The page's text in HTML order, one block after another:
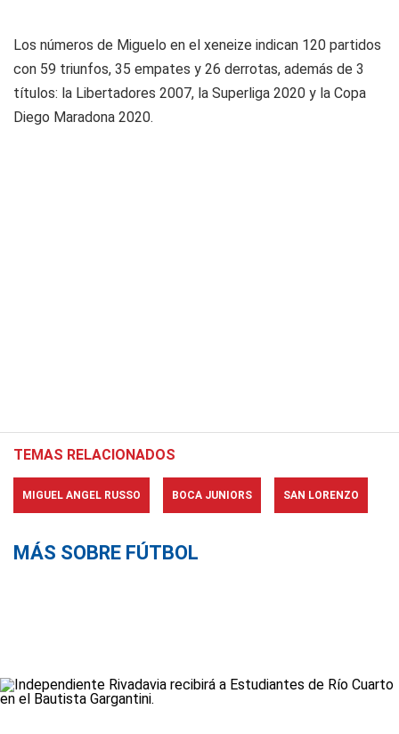
Los números de Miguelo en el xeneize indican 120 partidos
con 59 triunfos, 35 empates y 26 derrotas, además de 3
títulos: la Libertadores 2007, la Superliga 2020 y la Copa
Diego Maradona 2020.
TEMAS RELACIONADOS
MIGUEL ANGEL RUSSO BOCA JUNIORS SAN LORENZO
MÁS SOBRE FÚTBOL